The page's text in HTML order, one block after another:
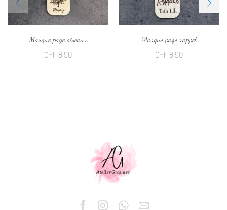
Marque page oiseaux
CHF 8.90
Marque page rappel
CHF 8.90